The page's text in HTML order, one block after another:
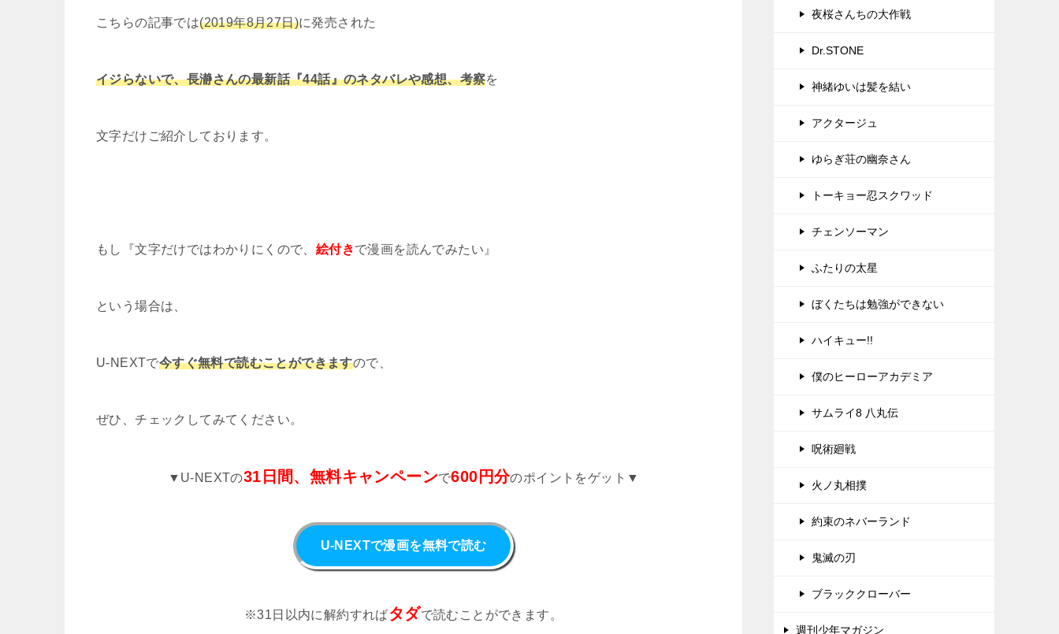
こちらの記事では(2019年8月27日)に発売された
イジらないで、長瀞さんの最新話『44話』のネタバレや感想、考察を
文字だけご紹介しております。
もし『文字だけではわかりにくので、 絵付きで漫画を読んでみたい』
という場合は、
U-NEXTで今すぐ無料で読むことができますので、
ぜひ、チェックしてみてください。
▼U-NEXTの31日間、無料キャンペーンで600円分のポイントをゲット▼
U-NEXTで漫画を無料で読む
※31日以内に解約すればタダで読むことができます。
夜桜さんちの大作戦
Dr.STONE
神緒ゆいは髪を結い
アクタージュ
ゆらぎ荘の幽奈さん
トーキョー忍スクワッド
チェンソーマン
ふたりの太星
ぼくたちは勉強ができない
ハイキュー!!
僕のヒーローアカデミア
サムライ8 八丸伝
呪術廻戦
火ノ丸相撲
約束のネバーランド
鬼滅の刃
ブラッククローバー
週刊少年マガジン